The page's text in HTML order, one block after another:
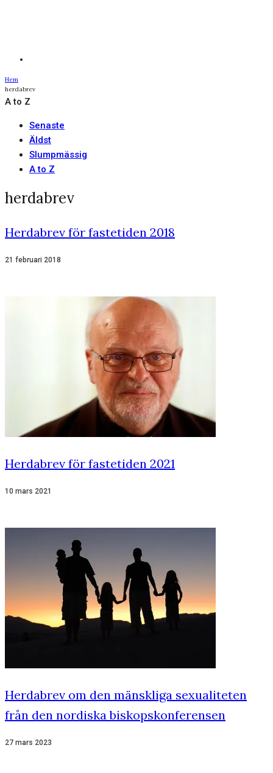
Hem
herdabrev
A to Z
Senaste
Äldst
Slumpmässig
A to Z
herdabrev
Herdabrev för fastetiden 2018
21 februari 2018
Herdabrev för fastetiden 2021
10 mars 2021
Herdabrev om den mänskliga sexualiteten
från den nordiska biskopskonferensen
27 mars 2023